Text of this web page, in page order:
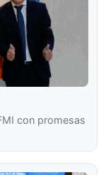
con promesas